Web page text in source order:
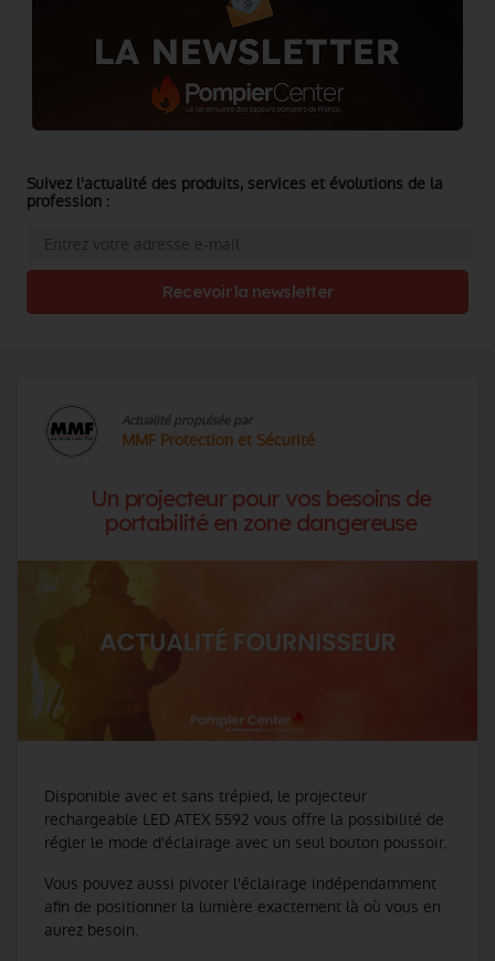
Actualité propulsée par
MMF Protection et Sécurité
Un projecteur pour vos besoins de
portabilité en zone dangereuse
Disponible avec et sans trépied, le projecteur
rechargeable LED ATEX 5592 vous offre la possibilité de
régler le mode d'éclairage avec un seul bouton poussoir.
Vous pouvez aussi pivoter l'éclairage indépendamment
afin de positionner la lumière exactement là où vous en
aurez besoin.
Suivez l'actualité des produits, services et évolutions de la
profession :
Recevoir la newsletter